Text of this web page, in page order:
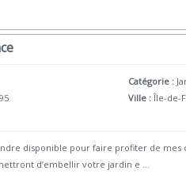
Catégorie :
Ville : Île-de-
disponible pour faire profiter de mes
d’embellir votre jardin e ...